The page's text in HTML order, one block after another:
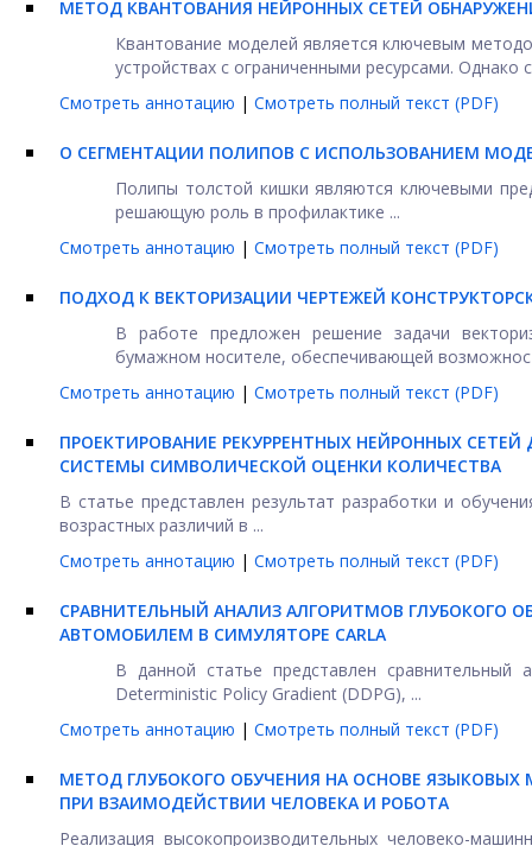
МЕТОД КВАНТОВАНИЯ НЕЙРОННЫХ СЕТЕЙ
Квантование моделей является ключевым
устройствах с ограниченными ресурсами. Однако
Смотреть аннотацию | Смотреть полный текст (PDF)
О СЕГМЕНТАЦИИ ПОЛИПОВ С ИСПОЛЬЗОВАНИЕМ МОДЕЛИ
Полипы толстой кишки являются ключевыми
решающую роль в профилактике ...
Смотреть аннотацию | Смотреть полный текст (PDF)
ПОДХОД К ВЕКТОРИЗАЦИИ ЧЕРТЕЖЕЙ
В работе предложен решение задачи
бумажном носителе, обеспечивающей
Смотреть аннотацию | Смотреть полный текст (PDF)
ПРОЕКТИРОВАНИЕ РЕКУРРЕНТНЫХ НЕЙРОННЫХ
СИСТЕМЫ СИМВОЛИЧЕСКОЙ ОЦЕНКИ КОЛИЧЕСТВА
В статье представлен результат разработки и
возрастных различий в ...
Смотреть аннотацию | Смотреть полный текст (PDF)
СРАВНИТЕЛЬНЫЙ АНАЛИЗ АЛГОРИТМОВ ГЛУБОКОГО
АВТОМОБИЛЕМ В СИМУЛЯТОРЕ CARLA
В данной статье представлен сравнительный
Deterministic Policy Gradient (DDPG), ...
Смотреть аннотацию | Смотреть полный текст (PDF)
МЕТОД ГЛУБОКОГО ОБУЧЕНИЯ НА ОСНОВЕ
ПРИ ВЗАИМОДЕЙСТВИИ ЧЕЛОВЕКА И РОБОТА
Реализация высокопроизводительных человеко-